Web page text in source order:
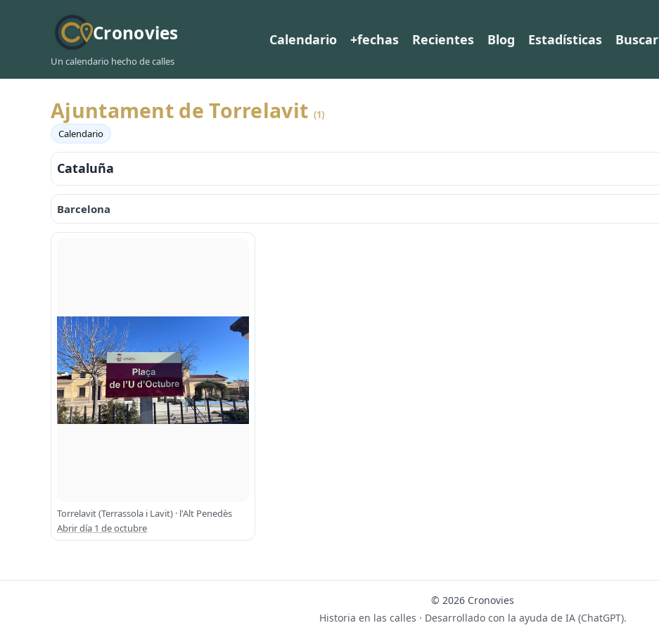
Cronovies
Un calendario hecho de calles
Calendario +fechas Recientes Blog Estadísticas Buscar
Ajuntament de Torrelavit (1)
Calendario
Cataluña
Barcelona
Torrelavit (Terrassola i Lavit) · l'Alt Penedès
Abrir día 1 de octubre
© 2026 Cronovies
Historia en las calles · Desarrollado con la ayuda de IA (ChatGPT).